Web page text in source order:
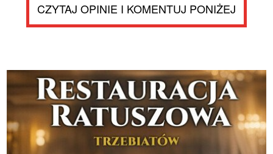
CZYTAJ OPINIE I KOMENTUJ PONIŻEJ